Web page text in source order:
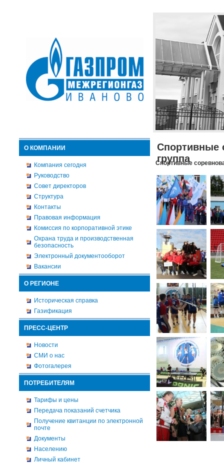
О КОМПАНИИ
Компания сегодня
Руководство
Совет директоров
Структура
Контакты
Правовая информация
Комиссия по корпоративной этике
Охрана труда и производственная
безопасность
Электронный документооборот
Вакансии
О РЕГИОНЕ
Историческая справка
Газификация
ПРЕСС-ЦЕНТР
Новости
СМИ о нас
Фотогалерея
ПОТРЕБИТЕЛЯМ
Тарифы и цены
Передача показаний счетчика
Получение квитанции по электронной
почте
Документы
Населению
Личный кабинет
Спортивные
группа
Спортивные